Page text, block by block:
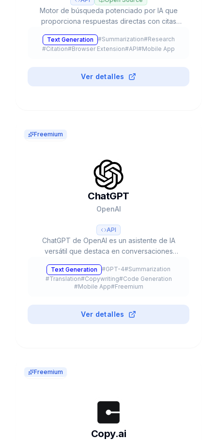
Motor de búsqueda potenciado por IA que
proporciona respuestas directas con citas
automatizada y acceso a múltiples modelos LLM
como GPT-5, Claude y Gemini.
Text Generation #Summarization#Research
#Citation#Browser Extension#API#Mobile App
Ver detalles
Freemium
ChatGPT
OpenAI
API
ChatGPT de OpenAI es un asistente de IA
versátil que destaca en conversaciones
de problemas complejos. Con sus capacidades
multimodales avanzadas, procesa texto, voz e
Text Generation #GPT-4#Summarization
#Translation#Copywriting#Code Generation
#Mobile App#Freemium
Ver detalles
Freemium
Copy.ai